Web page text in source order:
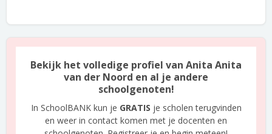
Bekijk het volledige profiel van Anita Anita
van der Noord en al je andere
schoolgenoten!
In SchoolBANK kun je GRATIS je scholen terugvinden
en weer in contact komen met je docenten en